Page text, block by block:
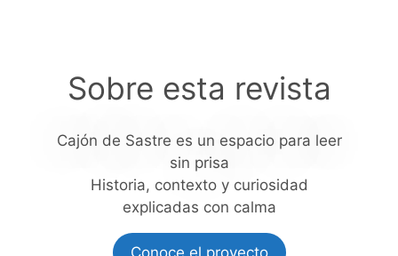
Sobre esta revista
Cajón de Sastre es un espacio para leer
sin prisa
Historia, contexto y curiosidad
explicadas con calma
Conoce el proyecto